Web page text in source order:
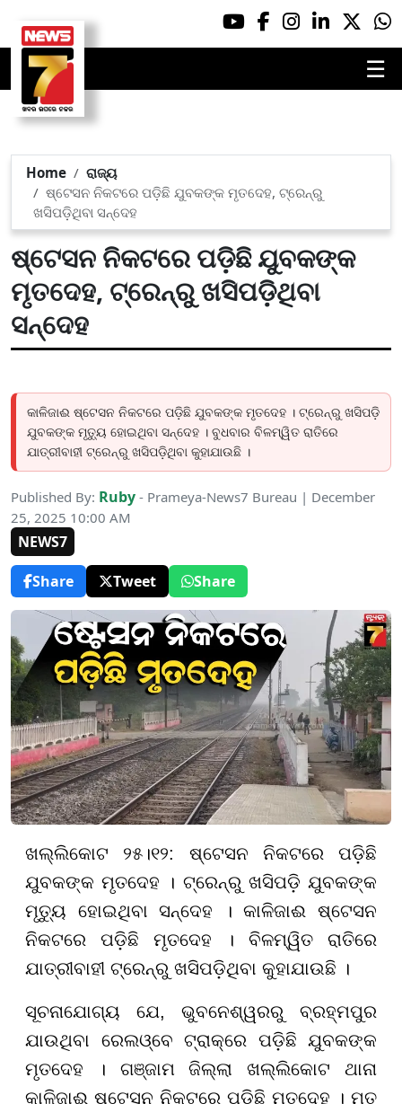
☰
Home
ରାଜ୍ୟ
ଷ୍ଟେସନ ନିକଟରେ ପଡ଼ିଛି ଯୁବକଙ୍କ ମୃତଦେହ, ଟ୍ରେନ୍‌ରୁ
ଖସିପଡ଼ିଥିବା ସନ୍ଦେହ
ଷ୍ଟେସନ ନିକଟରେ ପଡ଼ିଛି ଯୁବକଙ୍କ
ମୃତଦେହ, ଟ୍ରେନ୍‌ରୁ ଖସିପଡ଼ିଥିବା
ସନ୍ଦେହ
କାଳିଜାଈ ଷ୍ଟେସନ ନିକଟରେ ପଡ଼ିଛି ଯୁବକଙ୍କ ମୃତଦେହ । ଟ୍ରେନ୍‌ରୁ ଖସିପଡ଼ି
ଯୁବକଙ୍କ ମୃତ୍ୟୁ ହୋଇଥିବା ସନ୍ଦେହ । ବୁଧବାର ବିଳମ୍ୱିତ ରାତିରେ
ଯାତ୍ରୀବାହୀ ଟ୍ରେନ୍‌ରୁ ଖସିପଡ଼ିଥିବା କୁହାଯାଉଛି ।
Published By: Ruby - Prameya-News7 Bureau | December
25, 2025 10:00 AM
NEWS7
Share
Tweet Share
ଖଲ୍ଲିକୋଟ ୨୫।୧୨: ଷ୍ଟେସନ ନିକଟରେ ପଡ଼ିଛି
ଯୁବକଙ୍କ ମୃତଦେହ । ଟ୍ରେନ୍‌ରୁ ଖସିପଡ଼ି ଯୁବକଙ୍କ
ମୃତ୍ୟୁ ହୋଇଥିବା ସନ୍ଦେହ । କାଳିଜାଈ ଷ୍ଟେସନ
ନିକଟରେ ପଡ଼ିଛି ମୃତଦେହ । ବିଳମ୍ୱିତ ରାତିରେ
ଯାତ୍ରୀବାହୀ ଟ୍ରେନ୍‌ରୁ ଖସିପଡ଼ିଥିବା କୁହାଯାଉଛି ।
ସୂଚନାଯୋଗ୍ୟ ଯେ, ଭୁବନେଶ୍ୱରରୁ ବ୍ରହ୍ମପୁର
ଯାଉଥିବା ରେଲଓ୍ବେ ଟ୍ରାକ୍‌ରେ ପଡ଼ିଛି ଯୁବକଙ୍କ
ମୃତଦେହ । ଗଞ୍ଜାମ ଜିଲ୍ଲା ଖଲ୍ଲିକୋଟ ଥାନା
କାଳିଜାଈ ଷ୍ଟେସନ ନିକଟରେ ପଡ଼ିଛି ମୃତଦେହ । ମୃତ